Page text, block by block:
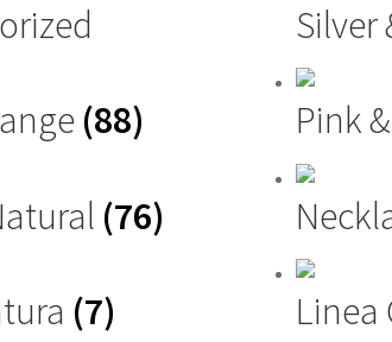
Silver
(88) Pink
(76)
(7) Linea